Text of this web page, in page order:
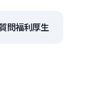
問福利厚生